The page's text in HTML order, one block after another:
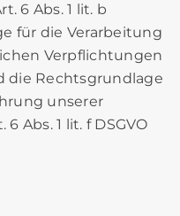
6 Abs. 1 lit. b
für die Verarbeitung
Verpflichtungen
die Rechtsgrundlage
unserer
Abs. 1 lit. f DSGVO